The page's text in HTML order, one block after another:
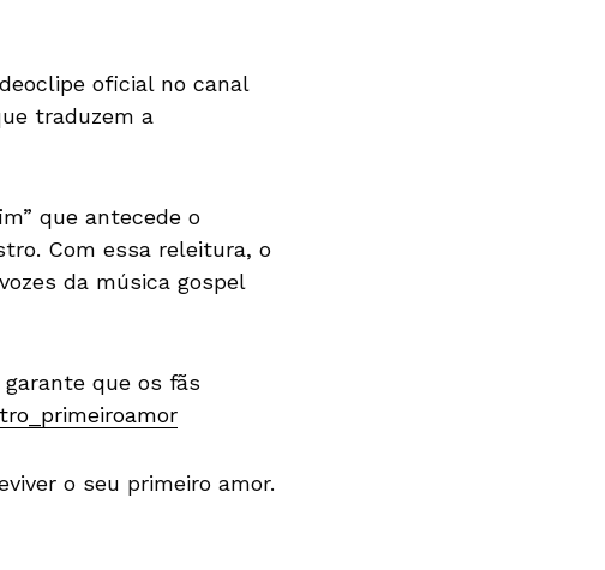
oficial no canal
traduzem a
que antecede o
Com essa releitura, o
da música gospel
que os fãs
o seu primeiro amor.